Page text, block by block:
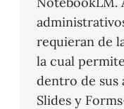
requieran de
la cual
dentro de sus
Slides y